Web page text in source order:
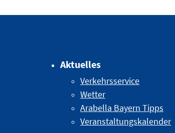
Aktuelles
Verkehrsservice
Wetter
Arabella Bayern Tipps
Veranstaltungskalender